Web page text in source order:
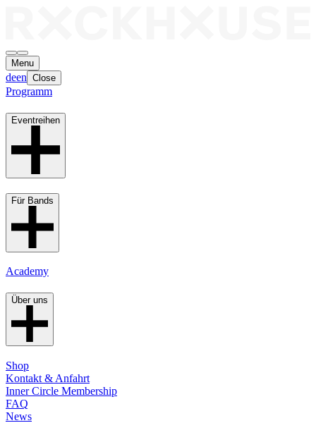
Menu
deen Close
Programm
Eventreihen
Für Bands
Academy
Über uns
Shop
Kontakt & Anfahrt
Inner Circle Membership
FAQ
News